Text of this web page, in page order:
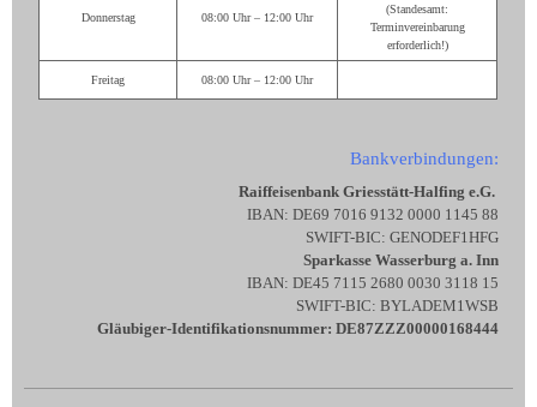
Donnerstag 08:00 Uhr – 12:00 Uhr
(Standesamt:
Terminvereinbarung
erforderlich!)
Freitag 08:00 Uhr – 12:00 Uhr
Bankverbindungen:
Raiffeisenbank Griesstätt-Halfing e.G.
IBAN: DE69 7016 9132 0000 1145 88
SWIFT-BIC: GENODEF1HFG
Sparkasse Wasserburg a. Inn
IBAN: DE45 7115 2680 0030 3118 15
SWIFT-BIC: BYLADEM1WSB
Gläubiger-Identifikationsnummer: DE87ZZZ00000168444